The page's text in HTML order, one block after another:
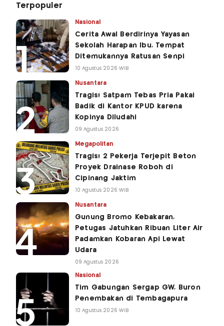
Terpopuler
Nasional
Cerita Awal Berdirinya Yayasan
Sekolah Harapan Ibu, Tempat
Ditemukannya Ratusan Senpi
10 Agustus 2026 WIB
Nusantara
Tragis! Satpam Tebas Pria Pakai
Badik di Kantor KPUD karena
Kopinya Diludahi
09 Agustus 2026
Megapolitan
Tragis! 2 Pekerja Terjepit Beton
Proyek Drainase Roboh di
Cipinang Jaktim
10 Agustus 2026 WIB
Nusantara
Gunung Bromo Kebakaran,
Petugas Jatuhkan Ribuan Liter Air
Padamkan Kobaran Api Lewat
Udara
09 Agustus 2026
Nasional
Tim Gabungan Sergap GW, Buron
Penembakan di Tembagapura
10 Agustus 2026 WIB